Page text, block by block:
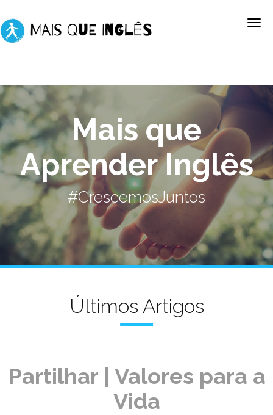
Mais que
Aprender Inglês
#CrescemosJuntos
Últimos Artigos
Partilhar | Valores para a
Vida